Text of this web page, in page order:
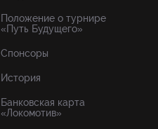
Положение о турнире
«Путь Будущего»
Спонсоры
История
Банковская карта
«Локомотив»